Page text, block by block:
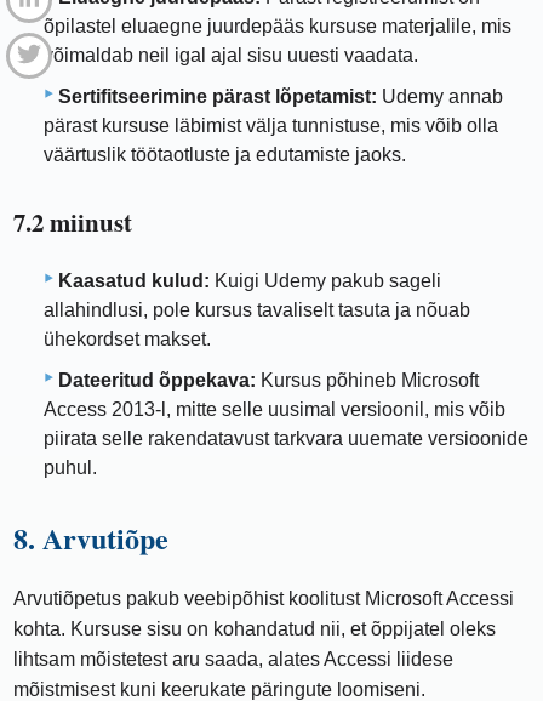
õpilastel eluaegne juurdepääs kursuse materjalile, mis
võimaldab neil igal ajal sisu uuesti vaadata.
Sertifitseerimine pärast lõpetamist: Udemy annab
pärast kursuse läbimist välja tunnistuse, mis võib olla
väärtuslik töötaotluste ja edutamiste jaoks.
7.2 miinust
Kaasatud kulud: Kuigi Udemy pakub sageli
allahindlusi, pole kursus tavaliselt tasuta ja nõuab
ühekordset makset.
Dateeritud õppekava: Kursus põhineb Microsoft
Access 2013-l, mitte selle uusimal versioonil, mis võib
piirata selle rakendatavust tarkvara uuemate versioonide
puhul.
8. Arvutiõpe
Arvutiõpetus pakub veebipõhist koolitust Microsoft Accessi
kohta. Kursuse sisu on kohandatud nii, et õppijatel oleks
lihtsam mõistetest aru saada, alates Accessi liidese
mõistmisest kuni keerukate päringute loomiseni.